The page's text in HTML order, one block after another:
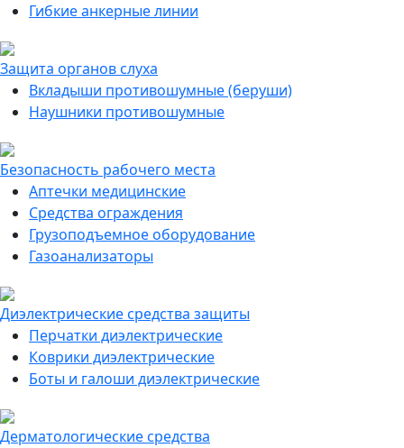
Гибкие анкерные линии
Защита органов слуха
Вкладыши противошумные (беруши)
Наушники противошумные
Безопасность рабочего места
Аптечки медицинские
Средства ограждения
Грузоподъемное оборудование
Газоанализаторы
Диэлектрические средства защиты
Перчатки диэлектрические
Коврики диэлектрические
Боты и галоши диэлектрические
Дерматологические средства